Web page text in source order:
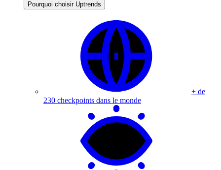
Pourquoi choisir Uptrends
+ de
230 checkpoints dans le monde